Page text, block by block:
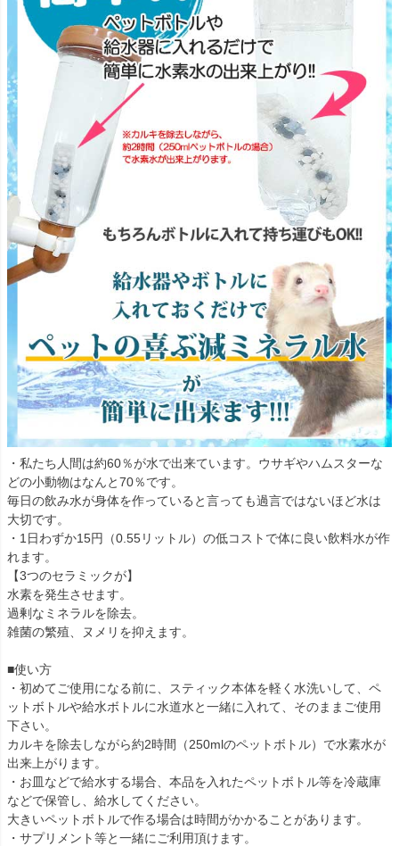
・私たち人間は約60％が水で出来ています。ウサギやハムスターな
どの小動物はなんと70％です。
毎日の飲み水が身体を作っていると言っても過言ではないほど水は
大切です。
・1日わずか15円（0.55リットル）の低コストで体に良い飲料水が作
れます。
【3つのセラミックが】
水素を発生させます。
過剰なミネラルを除去。
雑菌の繁殖、ヌメリを抑えます。
■使い方
・初めてご使用になる前に、スティック本体を軽く水洗いして、ペ
ットボトルや給水ボトルに水道水と一緒に入れて、そのままご使用
下さい。
カルキを除去しながら約2時間（250mlのペットボトル）で水素水が
出来上がります。
・お皿などで給水する場合、本品を入れたペットボトル等を冷蔵庫
などで保管し、給水してください。
大きいペットボトルで作る場合は時間がかかることがあります。
・サプリメント等と一緒にご利用頂けます。